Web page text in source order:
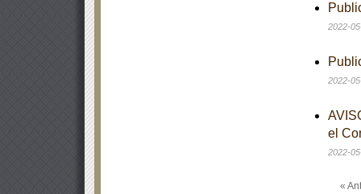
2022-
2022-
el
2022-
«